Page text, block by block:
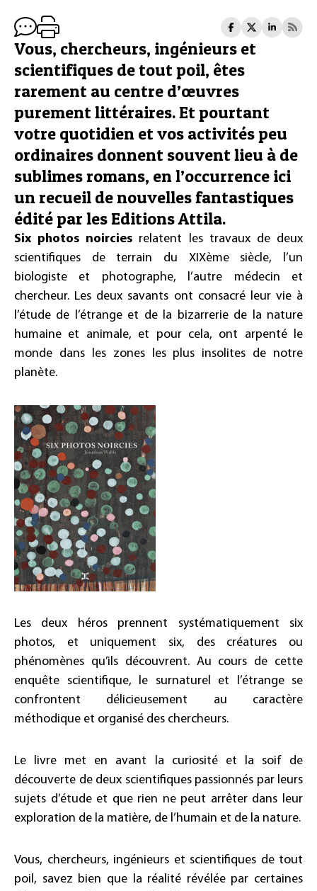
Vous, chercheurs, ingénieurs et
scientifiques de tout poil, êtes
rarement au centre d’œuvres
purement littéraires. Et pourtant
votre quotidien et vos activités peu
ordinaires donnent souvent lieu à de
sublimes romans, en l’occurrence ici
un recueil de nouvelles fantastiques
édité par les Editions Attila.
Six photos noircies relatent les travaux de deux
scientifiques de terrain du XIXème siècle, l’un
biologiste et photographe, l’autre médecin et
chercheur. Les deux savants ont consacré leur vie à
l’étude de l’étrange et de la bizarrerie de la nature
humaine et animale, et pour cela, ont arpenté le
monde dans les zones les plus insolites de notre
planète.
Les deux héros prennent systématiquement six
photos, et uniquement six, des créatures ou
phénomènes qu’ils découvrent. Au cours de cette
enquête scientifique, le surnaturel et l’étrange se
confrontent délicieusement au caractère
méthodique et organisé des chercheurs.
Le livre met en avant la curiosité et la soif de
découverte de deux scientifiques passionnés par leurs
sujets d’étude et que rien ne peut arrêter dans leur
exploration de la matière, de l’humain et de la nature.
Vous, chercheurs, ingénieurs et scientifiques de tout
poil, savez bien que la réalité révélée par certaines